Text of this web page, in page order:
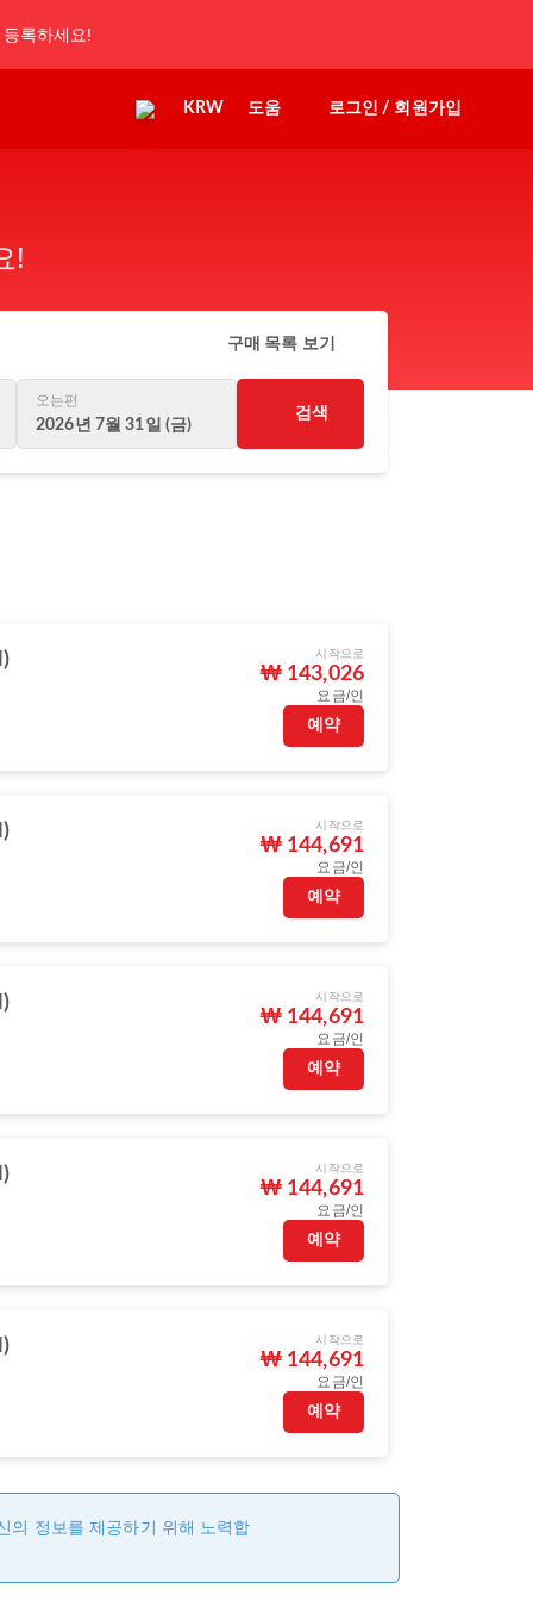
록하세요!
KRW 도움 로그인 / 회원가입
!
구매 목록 보기
오는편
2026년 7월 31일 (금)
검색
시작으로
₩ 143,026
요금/인
예약
시작으로
₩ 144,691
요금/인
예약
시작으로
₩ 144,691
요금/인
예약
시작으로
₩ 144,691
요금/인
예약
시작으로
₩ 144,691
요금/인
예약
의 정보를 제공하기 위해 노력합